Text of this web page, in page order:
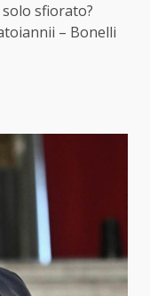
sfiorato?
– Bonelli